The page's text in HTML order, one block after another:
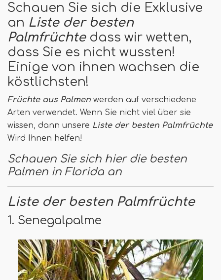
Schauen Sie sich die Exklusive
an Liste der besten
Palmfrüchtedass wir wetten,
dass Sie es nicht wussten!
Einige von ihnen wachsen die
köstlichsten!
Früchte aus Palmen werden auf verschiedene
Arten verwendet. Wenn Sie nicht viel über sie
wissen, dann unsere Liste der besten Palmfrüchte
Wird Ihnen helfen!
Schauen Sie sich hier die besten
Palmen in Florida an
Liste der besten Palmfrüchte
1. Senegalpalme